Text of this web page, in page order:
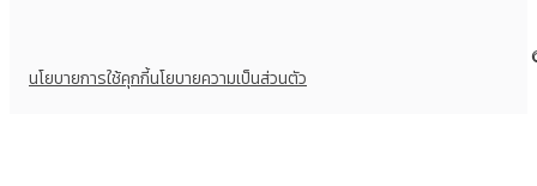
นโยบายการใช้คุกกี้นโยบายความเป็นส่วนตัว